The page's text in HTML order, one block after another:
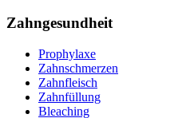
Zahngesundheit
Prophylaxe
Zahnschmerzen
Zahnfleisch
Zahnfüllung
Bleaching